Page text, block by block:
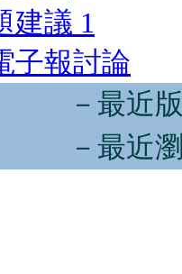
建議 1
子報討論
－最近
－最近